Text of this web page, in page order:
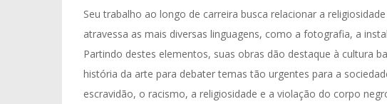
Seu trabalho ao longo de carreira busca relacionar a
atravessa as mais diversas linguagens, como a fotografia, a
Partindo destes elementos, suas obras dão destaque à cultura
história da arte para debater temas tão urgentes para a
escravidão, o racismo, a religiosidade e a violação do corpo